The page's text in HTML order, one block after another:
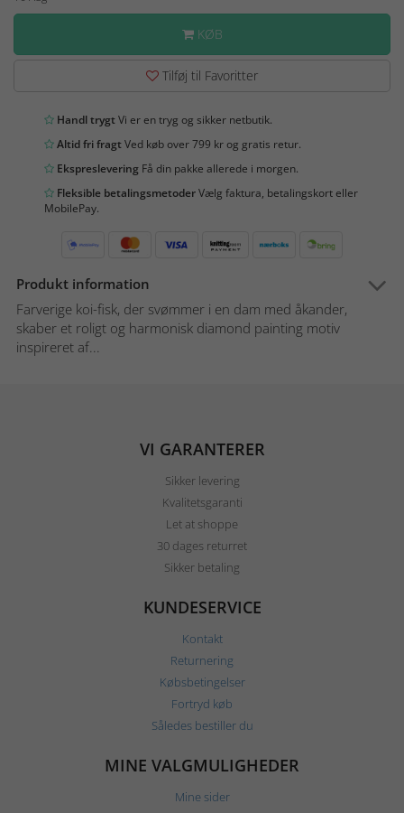
KØB
Tilføj til Favoritter
Handl trygtVi er en tryg og sikker netbutik.
Altid fri fragtVed køb over 799 kr og gratis retur.
Ekspreslevering Få din pakke allerede i morgen.
Fleksible betalingsmetoderVælg faktura, betalingskort eller
MobilePay.
Produkt information
Farverige koi-fisk, der svømmer i en dam med åkander,
skaber et roligt og harmonisk diamond painting motiv
inspireret af...
VI GARANTERER
Sikker levering
Kvalitetsgaranti
Let at shoppe
30 dages returret
Sikker betaling
KUNDESERVICE
Kontakt
Returnering
Købsbetingelser
Fortryd køb
Således bestiller du
MINE VALGMULIGHEDER
Mine sider